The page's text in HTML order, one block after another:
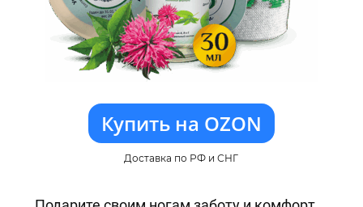
Купить на OZON
Доставка по РФ и СНГ